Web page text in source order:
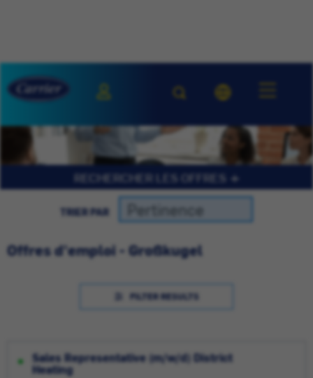
RECHERCHER LES OFFRES
TRIER PAR
Offres d'emploi - Großkugel
FILTER RESULTS
Sales Representative (m/w/d) District
Heating